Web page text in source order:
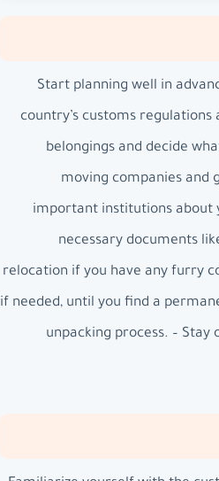
– Start planning well in
country’s customs
belongings and decide
moving companies and
important institutions about
necessary documents
relocation if you have any furry
if needed, until you find a
unpacking process. –